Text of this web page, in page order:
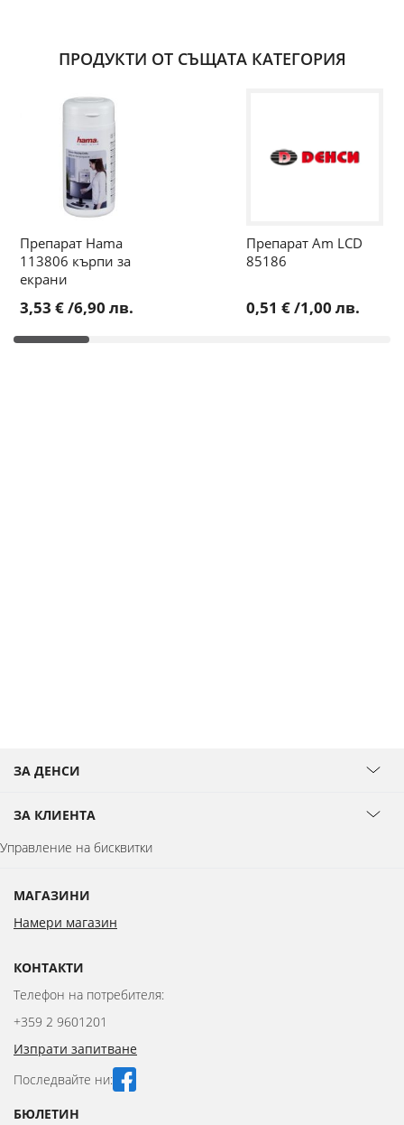
ПРОДУКТИ ОТ СЪЩАТА КАТЕГОРИЯ
Препарат Hama
113806 кърпи за
екрани
3,53 €/6,90 лв.
Препарат Am LCD
85186
0,51 €/1,00 лв.
ЗА ДЕНСИ
ЗА КЛИЕНТА
Управление на бисквитки
МАГАЗИНИ
Намери магазин
КОНТАКТИ
Телефон на потребителя:
+359 2 9601201
Изпрати запитване
Последвайте ни:
БЮЛЕТИН